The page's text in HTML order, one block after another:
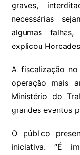
graves,
necessárias
algumas
explicou
A fiscalização
operação mais
Ministério do
grandes eventos
O público
iniciativa. “É